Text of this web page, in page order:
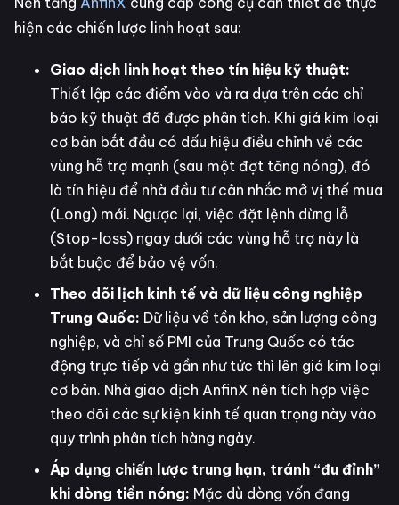
hiện các chiến lược linh hoạt sau:
Giao dịch linh hoạt theo tín hiệu kỹ thuật:
Thiết lập các điểm vào và ra dựa trên các chỉ
báo kỹ thuật đã được phân tích. Khi giá kim loại
cơ bản bắt đầu có dấu hiệu điều chỉnh về các
vùng hỗ trợ mạnh (sau một đợt tăng nóng), đó
là tín hiệu để nhà đầu tư cân nhắc mở vị thế mua
(Long) mới. Ngược lại, việc đặt lệnh dừng lỗ
(Stop-loss) ngay dưới các vùng hỗ trợ này là
bắt buộc để bảo vệ vốn.
Theo dõi lịch kinh tế và dữ liệu công nghiệp
Trung Quốc: Dữ liệu về tồn kho, sản lượng công
nghiệp, và chỉ số PMI của Trung Quốc có tác
động trực tiếp và gần như tức thì lên giá kim loại
cơ bản. Nhà giao dịch AnfinX nên tích hợp việc
theo dõi các sự kiện kinh tế quan trọng này vào
quy trình phân tích hàng ngày.
Áp dụng chiến lược trung hạn, tránh “đu đỉnh”
khi dòng tiền nóng: Mặc dù dòng vốn đang